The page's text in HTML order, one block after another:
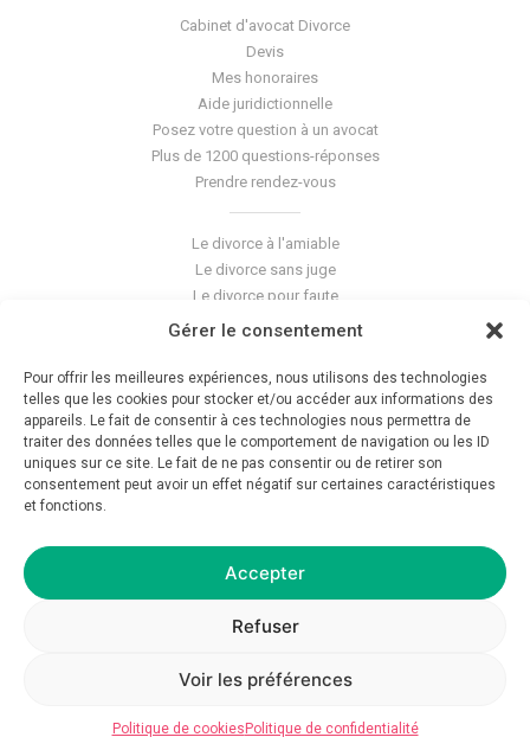
Gérer le consentement
Pour offrir les meilleures expériences, nous utilisons des technologies
telles que les cookies pour stocker et/ou accéder aux informations des
appareils. Le fait de consentir à ces technologies nous permettra de
traiter des données telles que le comportement de navigation ou les ID
uniques sur ce site. Le fait de ne pas consentir ou de retirer son
consentement peut avoir un effet négatif sur certaines caractéristiques
et fonctions.
Accepter
Refuser
Voir les préférences
Politique de cookies Politique de confidentialité
Cabinet d'avocat Divorce
Devis
Mes honoraires
Aide juridictionnelle
Posez votre question à un avocat
Plus de 1200 questions-réponses
Prendre rendez-vous
Le divorce à l'amiable
Le divorce sans juge
Le divorce pour faute
Le divorce accepté
La séparation de corps
Les violences conjugales
Le blog du cabinet
Glossaire
Déontologie
Politique de confidentialité
© 2026 Avocat GC — Tous droits réservés — Réalisationasap__studio